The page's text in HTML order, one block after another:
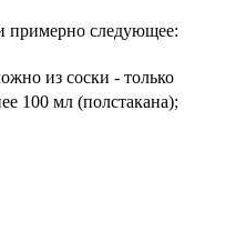
примерно следующее:
из соски - только
100 мл (полстакана);